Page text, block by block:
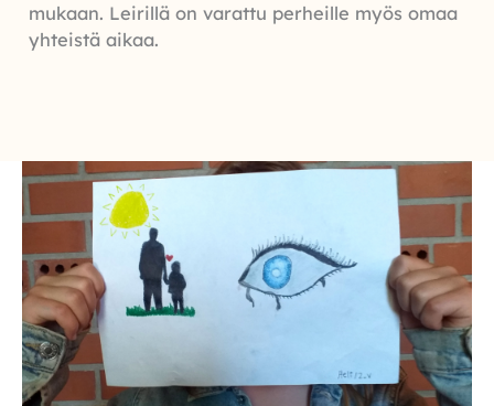
mukaan. Leirillä on varattu perheille myös omaa
yhteistä aikaa.